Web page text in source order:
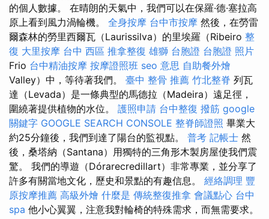
的個人數據。 在晴朗的天氣中，我們可以在保羅·德·塞拉高
原上看到風力渦輪機。 全身按摩 台中市按摩 然後，在勞雷
爾森林的勞里西爾瓦（Laurissilva）的里埃羅（Ribeiro 整
復 大里按摩 台中 西區 推拿整復 雄獅 台胞證 台胞證 照片
Frio 台中精油按摩 按摩證照班 seo 意思 自助餐外燴
Valley）中，等待著我們。 臺中 整骨 推薦 竹北整脊 列瓦
達（Levada）是一條典型的馬德拉（Madeira）遠足徑，
圍繞著提供植物的水位。 護照申請 台中整復 撥筋 google
關鍵字 GOOGLE SEARCH CONSOLE 整脊師證照 畢業大
約25分鐘後，我們到達了陽台的監視點。 普考 記帳士 然
後，桑塔納（Santana）用獨特的三角形木製房屋使我們震
驚。 我們的導遊（Dórarecredillart）非常專業，並分享了
許多有關當地文化，歷史和景點的有趣信息。 經絡調理 豐
原按摩推薦 高級外燴 什麼是 傳統整復推拿 會議點心 台中
spa 他小心翼翼，注意我對輪椅的特殊需求，而無需要求。